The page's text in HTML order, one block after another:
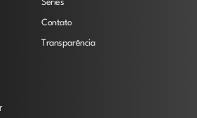
Séries
Contato
Transparência